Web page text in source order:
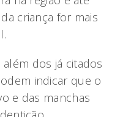
criança for mais
dos já citados
indicar que o
e das manchas